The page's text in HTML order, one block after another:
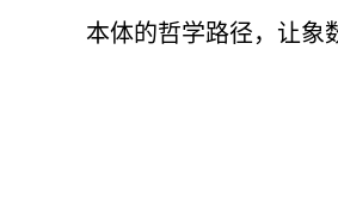
本体的哲学路径，让象